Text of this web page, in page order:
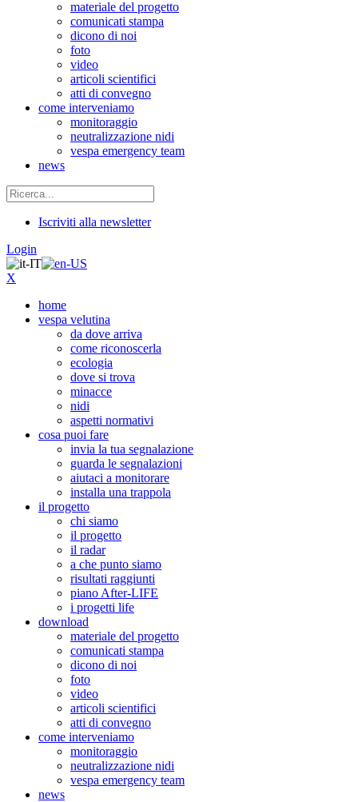
materiale del progetto
comunicati stampa
dicono di noi
foto
video
articoli scientifici
atti di convegno
come interveniamo
monitoraggio
neutralizzazione nidi
vespa emergency team
news
Iscriviti alla newsletter
Login
X
home
vespa velutina
da dove arriva
come riconoscerla
ecologia
dove si trova
minacce
nidi
aspetti normativi
cosa puoi fare
invia la tua segnalazione
guarda le segnalazioni
aiutaci a monitorare
installa una trappola
il progetto
chi siamo
il progetto
il radar
a che punto siamo
risultati raggiunti
piano After-LIFE
i progetti life
download
materiale del progetto
comunicati stampa
dicono di noi
foto
video
articoli scientifici
atti di convegno
come interveniamo
monitoraggio
neutralizzazione nidi
vespa emergency team
news